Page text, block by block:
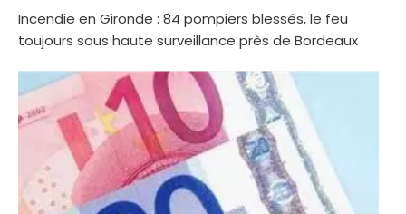
Incendie en Gironde : 84 pompiers blessés, le feu
toujours sous haute surveillance près de Bordeaux